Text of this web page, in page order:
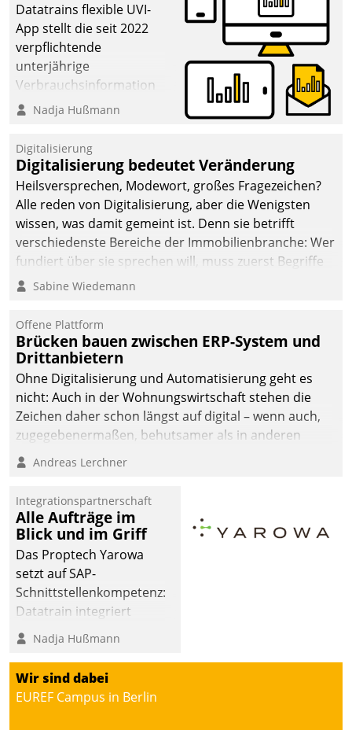
Datatrains flexible UVI-
App stellt die seit 2022
verpflichtende
unterjährige
Verbrauchsinformation
schnell, zuverlässig und
Die monatlichen
Mitteilungen zum
Heizungs- und
Wasserverbrauch gehen
automatisiert, vollständig
und auf Wunsch über
mehrere zuvor
Kommunikationswege bei
Nadja Hußmann
Digitalisierung
Digitalisierung bedeutet Veränderung
Heilsversprechen, Modewort, großes Fragezeichen?
Alle reden von Digitalisierung, aber die Wenigsten
wissen, was damit gemeint ist. Denn sie betrifft
verschiedenste Bereiche der Immobilienbranche: Wer
fundiert über sie sprechen will, muss zuerst Begriffe
klären. Ein Aspekt ist die betriebliche Optimierung:
Einsparungen durch optimierte und automatisierte
Prozesse. Doch man darf nicht zu viel erwarten: Allein
mit der Einführung einer neuen Software ist es nicht
getan. Die Digitalisierung erfordert von Unternehmen
die Bereitschaft, sich zu überprüfen, zu hinterfragen
und zu verändern.
Sabine Wiedemann
Offene Plattform
Brücken bauen zwischen ERP-System und
Drittanbietern
Ohne Digitalisierung und Automatisierung geht es
nicht: Auch in der Wohnungswirtschaft stehen die
Zeichen daher schon längst auf digital – wenn auch,
zugegebenermaßen, behutsamer als in anderen
Branchen.
Andreas Lerchner
Integrationspartnerschaft
Alle Aufträge im
Blick und im Griff
Das Proptech Yarowa
setzt auf SAP-
Schnittstellenkompetenz:
Datatrain integriert
Yarowas Portal zur
Vergabe und Verwaltung
von Aufträgen der
operativen
Instandhaltung in die
Nadja Hußmann
Wir sind dabei
EUREF Campus in Berlin